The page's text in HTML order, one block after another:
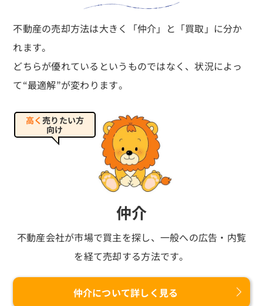
不動産の売却方法は大きく「仲介」と「買取」に分か
れます。
どちらが優れているというものではなく、状況によっ
て“最適解”が変わります。
高く売りたい方
向け
仲介
不動産会社が市場で買主を探し、 一般への広告・内覧
を経て売却する方法です。
仲介について詳しく見る